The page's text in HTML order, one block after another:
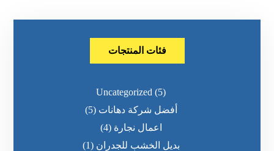
فئات المنتجات
Uncategorized (5)
أفضل شركة دهانات (5)
اعمال نجارة (4)
بديل الخشب للجدران (1)